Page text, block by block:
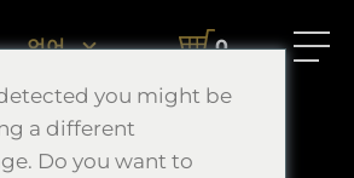
언어 0
結晶
you might be
a different
Do you want to